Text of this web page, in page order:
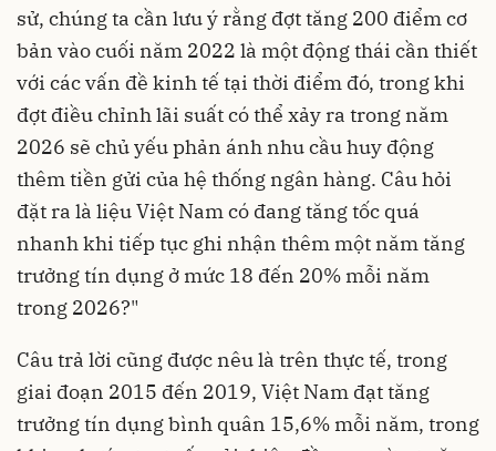
sử, chúng ta cần lưu ý rằng đợt tăng 200 điểm cơ
bản vào cuối năm 2022 là một động thái cần thiết
với các vấn đề kinh tế tại thời điểm đó, trong khi
đợt điều chỉnh lãi suất có thể xảy ra trong năm
2026 sẽ chủ yếu phản ánh nhu cầu huy động
thêm tiền gửi của hệ thống ngân hàng. Câu hỏi
đặt ra là liệu Việt Nam có đang tăng tốc quá
nhanh khi tiếp tục ghi nhận thêm một năm tăng
trưởng tín dụng ở mức 18 đến 20% mỗi năm
trong 2026?"
Câu trả lời cũng được nêu là trên thực tế, trong
giai đoạn 2015 đến 2019, Việt Nam đạt tăng
trưởng tín dụng bình quân 15,6% mỗi năm, trong